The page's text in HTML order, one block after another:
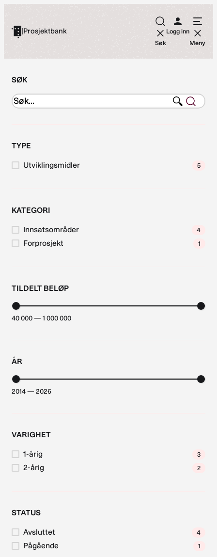
innhold
|Prosjektbank
Søk
Logg inn
Meny
SØK
TYPE
Utviklingsmidler 5
KATEGORI
Innsatsområder 4
Forprosjekt 1
TILDELT BELØP
40 000 — 1 000 000
ÅR
2014 — 2026
VARIGHET
1-årig 3
2-årig 2
STATUS
Avsluttet 4
Pågående 1